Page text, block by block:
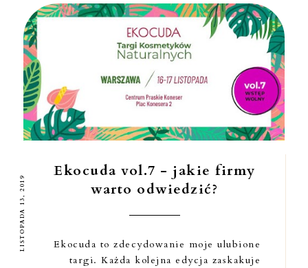
LISTOPADA 13, 2019
Ekocuda vol.7 - jakie firmy
warto odwiedzić?
Ekocuda to zdecydowanie moje ulubione
targi. Każda kolejna edycja zaskakuje